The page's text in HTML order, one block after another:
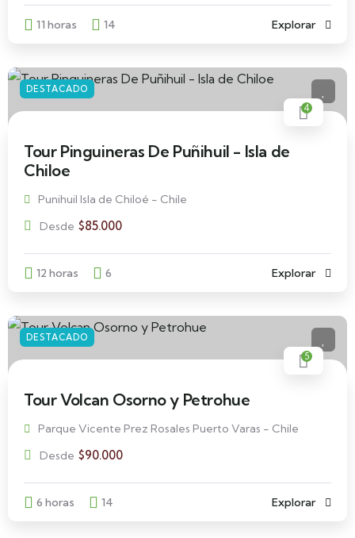
11 horas 14 Explorar
DESTACADO
4
Tour Pinguineras De Puñihuil - Isla de
Chiloe
Punihuil Isla de Chiloé - Chile
Desde $85.000
12 horas 6 Explorar
DESTACADO
5
Tour Volcan Osorno y Petrohue
Parque Vicente Prez Rosales Puerto Varas - Chile
Desde $90.000
6 horas 14 Explorar